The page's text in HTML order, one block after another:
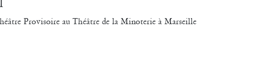
Provisoire au Théâtre de la Minoterie à Marseille